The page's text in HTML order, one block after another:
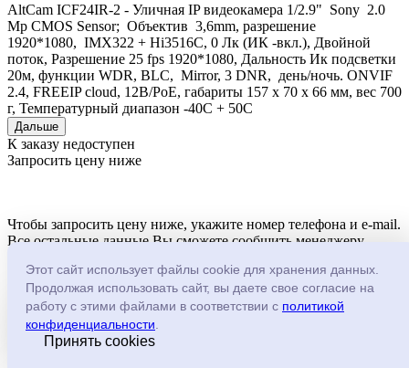
AltCam ICF24IR-2 - Уличная IP видеокамера 1/2.9" Sony 2.0
Mp CMOS Sensor; Объектив 3,6mm, разрешение
1920*1080, IMX322 + Hi3516C, 0 Лк (ИК -вкл.), Двойной
поток, Разрешение 25 fps 1920*1080, Дальность Ик подсветки
20м, функции WDR, BLC, Mirror, 3 DNR, день/ночь. ONVIF
2.4, FREEIP cloud, 12В/PoE, габариты 157 x 70 x 66 мм, вес 700
г, Температурный диапазон -40С + 50С
Дальше
К заказу недоступен
Запросить цену ниже
Чтобы запросить цену ниже, укажите номер телефона и e-mail.
Все остальные данные Вы сможете сообщить менеджеру.
AltCam ICF24IR-2
Код товара: 206761
Этот сайт использует файлы cookie для хранения данных.
Продолжая использовать сайт, вы даете свое согласие на
работу с этими файлами в соответствии с политикой
конфиденциальности
Принять cookies